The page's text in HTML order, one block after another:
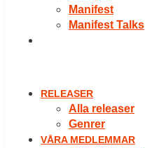
Manifest
Manifest Talks
RELEASER
Alla releaser
Genrer
VÅRA MEDLEMMAR